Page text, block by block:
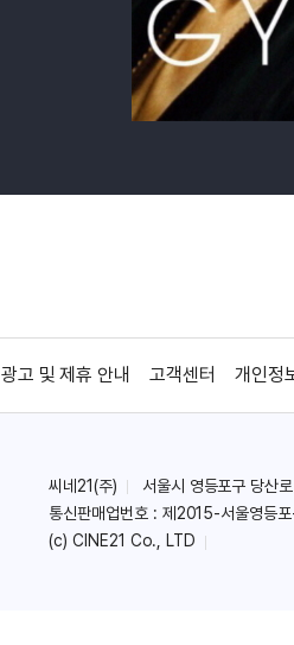
광고 및 제휴 안내 고객센터 개인정
씨네21(주) 서울시 영등포구 당산
통신판매업번호 : 제2015-서울영등
(c) CINE21 Co., LTD